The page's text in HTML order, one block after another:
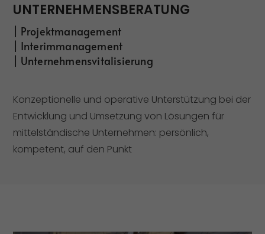
UNTERNEHMENSBERATUNG
| Projektmanagement
| Interimmanagement
| Unternehmensvitalisierung
Konzeptionelle und operative Unterstützung bei der
Entwicklung und Umsetzung von Lösungen für
mittelständische Unternehmen: persönlich,
kompetent, auf den Punkt